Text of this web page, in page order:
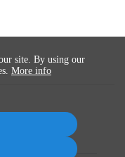
site. By using our
More info